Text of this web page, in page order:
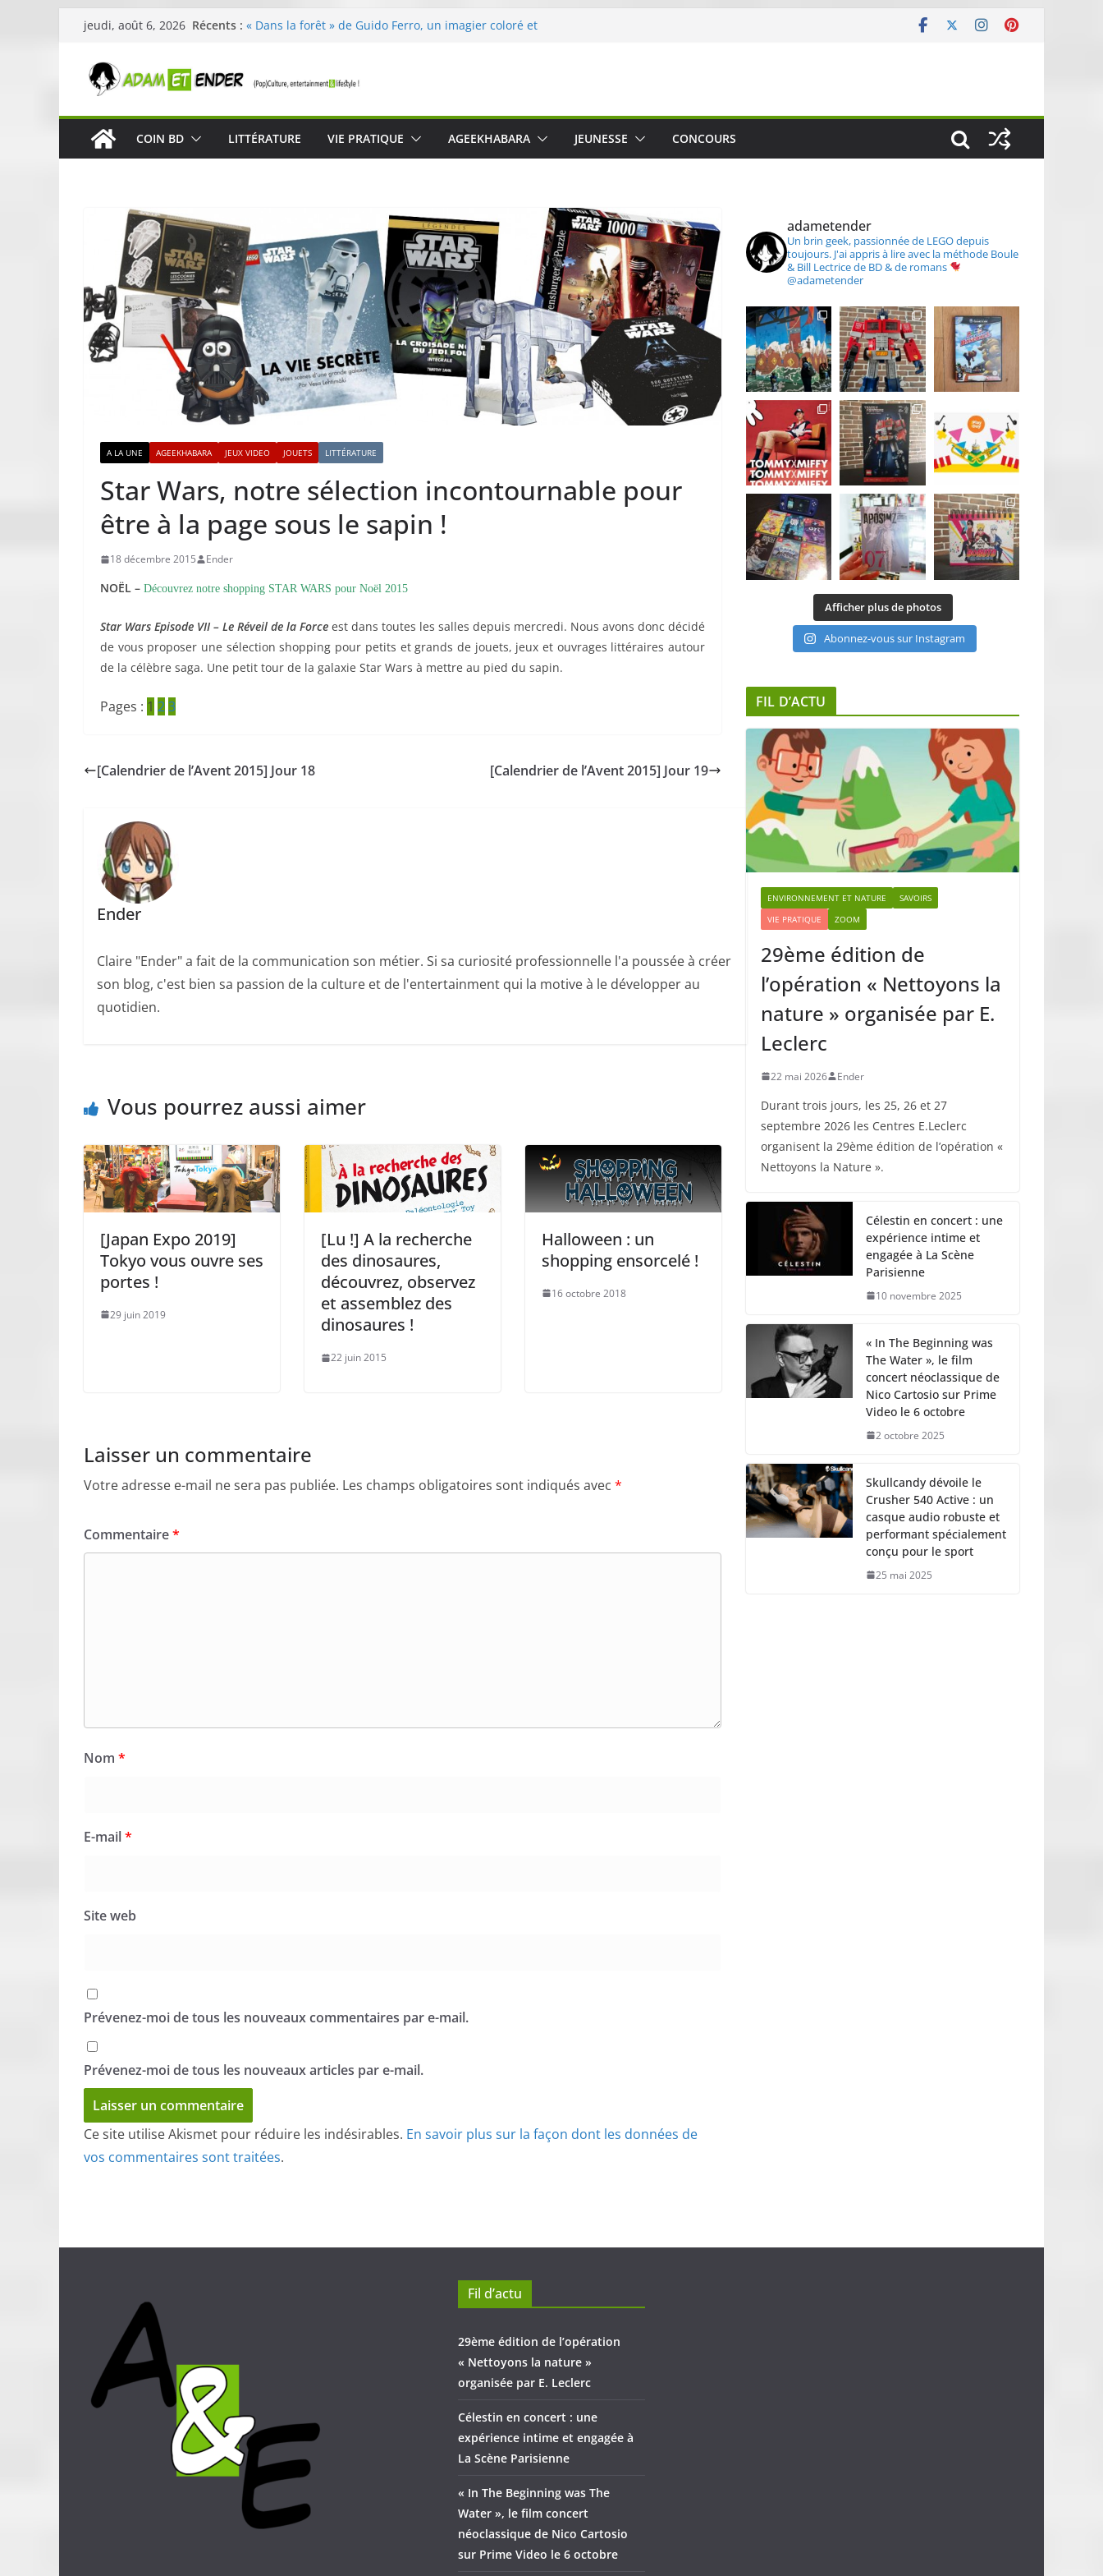
Passer
contenu
jeudi, août 6, 2026 Récents : « Dans la forêt » de Guido Ferro, un imagier coloré et
Célestin en concert : une expérience intime et engagée à
« In The Beginning was The Water », le film concert
néoclassique de Nico Cartosio sur Prime Video le 6 octobre
Skullcandy dévoile le Crusher 540 Active : un casque audio
COIN BD LITTÉRATURE VIE PRATIQUE AGEEKHABARA JEUNESSE CONCOURS
A LA UNE AGEEKHABARA JEUX VIDEO JOUETS LITTÉRATURE
Star Wars, notre sélection incontournable pour
être à la page sous le sapin !
18 décembre 2015 Ender
NOËL – Découvrez notre shopping STAR WARS pour Noël 2015
Star Wars Episode VII – Le Réveil de la Force est dans toutes les salles depuis mercredi. Nous avons donc décidé
de vous proposer une sélection shopping pour petits et grands de jouets, jeux et ouvrages littéraires autour
de la célèbre saga. Une petit tour de la galaxie Star Wars à mettre au pied du sapin.
Pages : 1 23
[Calendrier de l’Avent 2015] Jour 18 [Calendrier de l’Avent 2015] Jour 19
Ender
Claire "Ender" a fait de la communication son métier. Si sa curiosité professionnelle l'a poussée à créer
son blog, c'est bien sa passion de la culture et de l'entertainment qui la motive à le développer au
quotidien.
Vous pourrez aussi aimer
[Japan Expo 2019]
Tokyo vous ouvre ses
portes !
29 juin 2019
[Lu !] A la recherche
des dinosaures,
découvrez, observez
et assemblez des
dinosaures !
22 juin 2015
Halloween : un
shopping ensorcelé !
16 octobre 2018
Laisser un commentaire
Votre adresse e-mail ne sera pas publiée. Les champs obligatoires sont indiqués avec *
Commentaire*
Nom *
E-mail*
Site web
Prévenez-moi de tous les nouveaux commentaires par e-mail.
Prévenez-moi de tous les nouveaux articles par e-mail.
Ce site utilise Akismet pour réduire les indésirables. En savoir plus sur la façon dont les données de
vos commentaires sont traitées.
adametender
Un brin geek, passionnée de LEGO depuis
toujours. J'ai appris à lire avec la méthode Boule
& Bill Lectrice de BD & de romans
@adametender
Afficher plus de photos
Abonnez-vous sur Instagram
FIL D’ACTU
ENVIRONNEMENT ET NATURE
SAVOIRS
VIE PRATIQUE
ZOOM
29ème édition de
l’opération « Nettoyons la
nature » organisée par E.
Leclerc
22 mai 2026 Ender
Durant trois jours, les 25, 26 et 27
septembre 2026 les Centres E.Leclerc
organisent la 29ème édition de l’opération «
Nettoyons la Nature ».
Célestin en concert : une
expérience intime et
engagée à La Scène
Parisienne
10 novembre 2025
« In The Beginning was
The Water », le film
concert néoclassique de
Nico Cartosio sur Prime
Video le 6 octobre
2 octobre 2025
Skullcandy dévoile le
Crusher 540 Active : un
casque audio robuste et
performant spécialement
conçu pour le sport
25 mai 2025
Fil d’actu
29ème édition de l’opération
« Nettoyons la nature »
organisée par E. Leclerc
Célestin en concert : une
expérience intime et engagée à
La Scène Parisienne
« In The Beginning was The
Water », le film concert
néoclassique de Nico Cartosio
sur Prime Video le 6 octobre